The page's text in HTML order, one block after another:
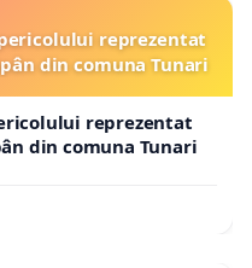
reprezentat
din comuna Tunari
reprezentat
din comuna Tunari